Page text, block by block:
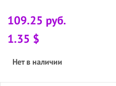
109.25 руб.
1.35 $
Нет в наличии